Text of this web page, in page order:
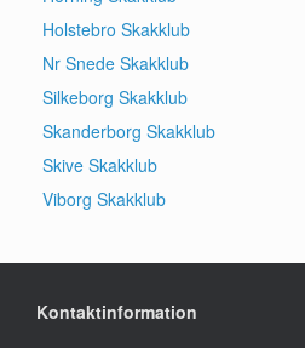
Holstebro Skakklub
Nr Snede Skakklub
Silkeborg Skakklub
Skanderborg Skakklub
Skive Skakklub
Viborg Skakklub
Kontaktinformation